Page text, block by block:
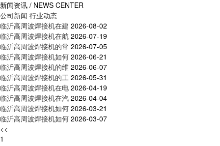
新闻资讯 / NEWS CENTER
公司新闻 行业动态
临沂高周波焊接机在建 2026-08-02
临沂高周波焊接机在航 2026-07-19
临沂高周波焊接机的常 2026-07-05
临沂高周波焊接机如何 2026-06-21
临沂高周波焊接机的维 2026-06-07
临沂高周波焊接机的工 2026-05-31
临沂高周波焊接机在电 2026-04-19
临沂高周波焊接机在汽 2026-04-04
临沂高周波焊接机如何 2026-03-21
临沂高周波焊接机如何 2026-03-07
<<
1